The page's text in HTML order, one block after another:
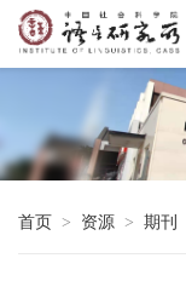
首页 > 资源 > 期刊